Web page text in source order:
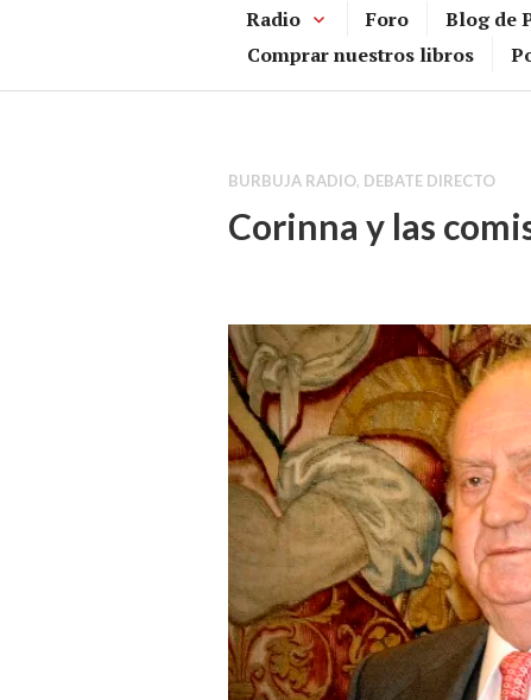
Radio Foro Blog de
Comprar nuestros libros
BURBUJA RADIO, DEBATE DIRECTO
Corinna y las